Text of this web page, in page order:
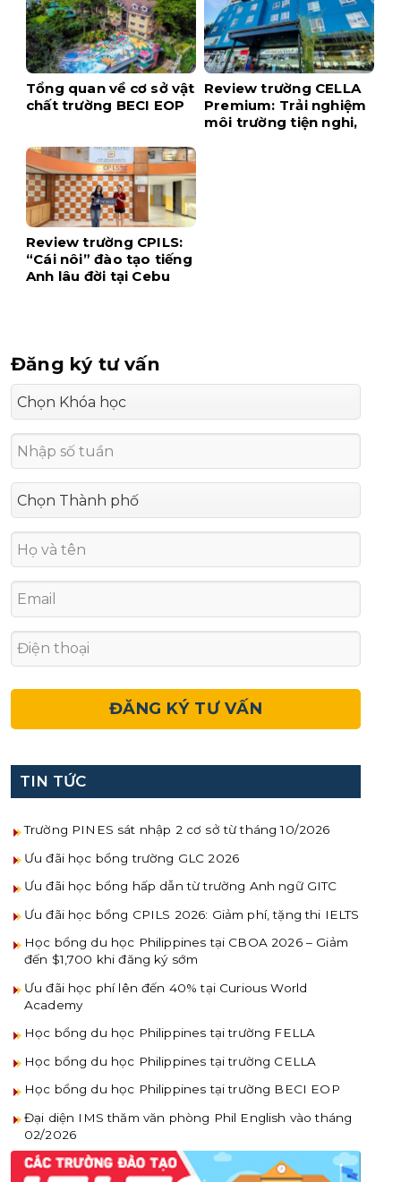
Tổng quan về cơ sở vật
chất trường BECI EOP
Review trường CELLA
Premium: Trải nghiệm
môi trường tiện nghi,
Review trường CPILS:
“Cái nôi” đào tạo tiếng
Anh lâu đời tại Cebu
Đăng ký tư vấn
TIN TỨC
Trường PINES sát nhập 2 cơ sở từ tháng 10/2026
Ưu đãi học bổng trường GLC 2026
Ưu đãi học bổng hấp dẫn từ trường Anh ngữ GITC
Ưu đãi học bổng CPILS 2026: Giảm phí, tặng thi IELTS
Học bổng du học Philippines tại CBOA 2026 – Giảm
đến $1,700 khi đăng ký sớm
Ưu đãi học phí lên đến 40% tại Curious World
Academy
Học bổng du học Philippines tại trường FELLA
Học bổng du học Philippines tại trường CELLA
Học bổng du học Philippines tại trường BECI EOP
Đại diện IMS thăm văn phòng Phil English vào tháng
02/2026